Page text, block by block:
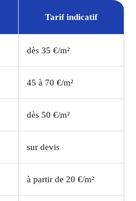
Tarif indicatif
dès 35 €/m²
45 à 70 €/m²
dès 50 €/m²
sur devis
à partir de 20 €/m²